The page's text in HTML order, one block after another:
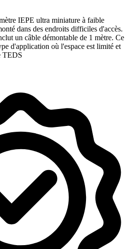
IEPE ultra miniature à faible
dans des endroits difficiles d'accès.
un câble démontable de 1 mètre. Ce
d'application où l'espace est limité et
TEDS